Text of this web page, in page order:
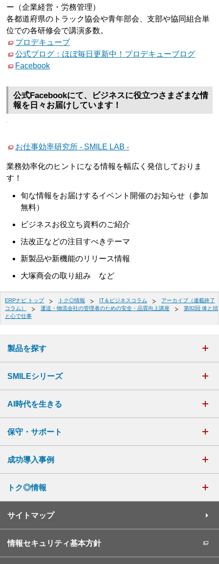
ー（企業経営・労務管理）
各都道府県のトラック協会や青年部会、支部や協同組合単
位での各研修会で講演多数。
プロデキューブ
公式ブログ：ほぼ毎日更新中！プロデキューブログ
Facebook
公式Facebookにて、ビジネスに役立つさまざまな情
報を日々お届けしています！
お仕事効率研究所 - SMILE LAB -
業務効率化のヒントになる情報を幅広く発信しておりま
す！
旬な情報をお届けするイベント開催のお知らせ（参加
無料）
ビジネスお役立ち資料のご紹介
法改正などの注目すべきテーマ
新製品や新機能のリリース情報
大塚商会の取り組み など
ERPナビ トップ トク◎情報 IT＆ビジネスコラム
アーカイブ（連載終了
コラム）
運送・物流会社の管理者のための安全・品質向上講座
第82回 体と頭
と心で仕事
製品を探す
SMILEシリーズ
AI時代を生きる
保守・サポート
成功導入事例
トク◎情報
サイトマップ
情報セキュリティ基本方針